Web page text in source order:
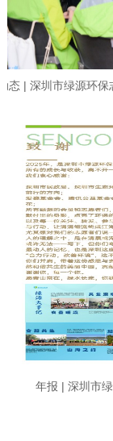
态 | 深圳市绿源环
年报 | 深圳市